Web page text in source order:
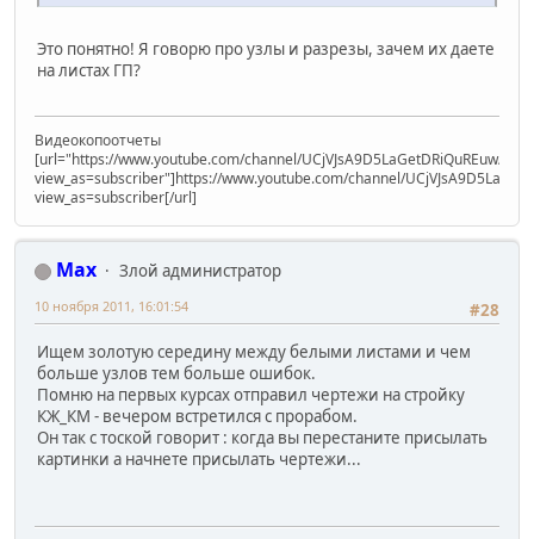
Это понятно! Я говорю про узлы и разрезы, зачем их даете
на листах ГП?
Видеокопоотчеты
[url="https://www.youtube.com/channel/UCjVJsA9D5LaGetDRiQuREuw/
view_as=subscriber"]https://www.youtube.com/channel/
view_as=subscriber[/url]
Max
Злой администратор
#28
10 ноября 2011, 16:01:54
Ищем золотую середину между белыми листами и чем
больше узлов тем больше ошибок.
Помню на первых курсах отправил чертежи на стройку
КЖ_КМ - вечером встретился с прорабом.
Он так с тоской говорит : когда вы перестаните присылать
картинки а начнете присылать чертежи...